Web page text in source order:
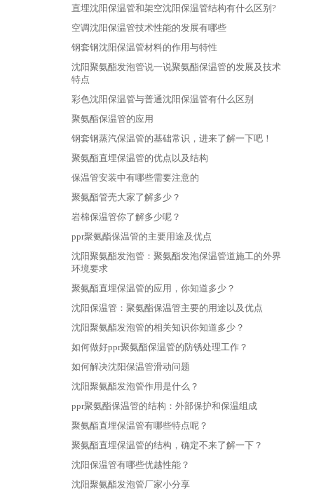
直埋沈阳保温管和架空沈阳保温管结构有什么区别?
空调沈阳保温管技术性能的发展有哪些
钢套钢沈阳保温管材料的作用与特性
沈阳聚氨酯发泡管说一说聚氨酯保温管的发展及技术
特点
彩色沈阳保温管与普通沈阳保温管有什么区别
聚氨酯保温管的应用
钢套钢蒸汽保温管的基础常识，进来了解一下吧！
聚氨酯直埋保温管的优点以及结构
保温管安装中有哪些需要注意的
聚氨酯管壳大家了解多少？
岩棉保温管你了解多少呢？
​ppr聚氨酯保温管的主要用途及优点
沈阳聚氨酯发泡管：聚氨酯发泡保温管道施工的外界
环境要求
聚氨酯直埋保温管的应用，你知道多少？
沈阳保温管：聚氨酯保温管主要的用途以及优点
沈阳聚氨酯发泡管的相关知识你知道多少？
如何做好ppr聚氨酯保温管的防锈处理工作？
如何解决沈阳保温管滑动问题
沈阳聚氨酯发泡管作用是什么？
ppr聚氨酯保温管的结构：外部保护和保温组成
聚氨酯直埋保温管有哪些特点呢？
聚氨酯直埋保温管的结构，确定不来了解一下？
沈阳保温管有哪些优越性能？
沈阳聚氨酯发泡管厂家小分享